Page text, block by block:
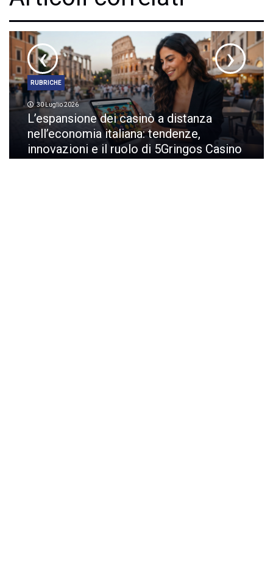
RUBRICHE
30 Luglio 2026
L’espansione dei casinò a distanza
nell’economia italiana: tendenze,
innovazioni e il ruolo di 5Gringos Casino
‹ ›